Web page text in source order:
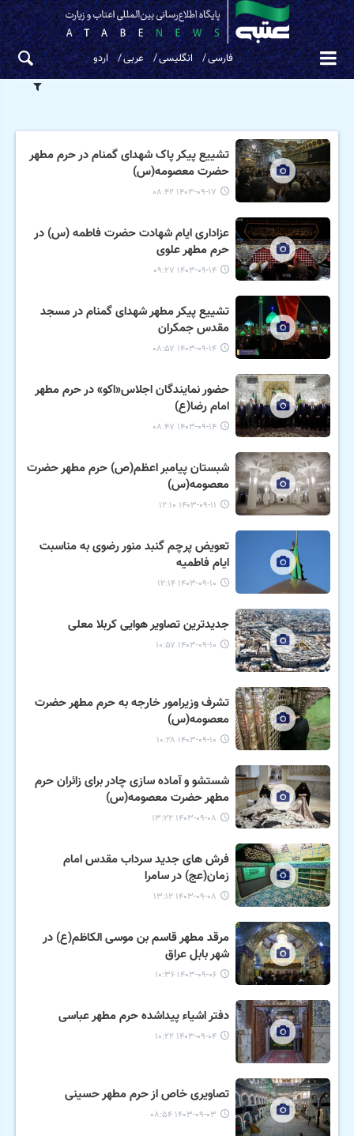
فارسی انگلیسی عربی اردو
تشییع پیکر پاک شهدای گمنام در حرم مطهر
حضرت معصومه(س)
۱۴۰۳-۰۹-۱۷ ۰۸:۴۲
عزاداری ایام شهادت حضرت فاطمه (س) در
حرم مطهر علوی
۱۴۰۳-۰۹-۱۴ ۰۹:۲۷
تشییع پیکر مطهر شهدای گمنام در مسجد
مقدس جمکران
۱۴۰۳-۰۹-۱۴ ۰۸:۵۷
حضور نمایندگان اجلاس«اکو» در حرم مطهر
امام رضا(ع)
۱۴۰۳-۰۹-۱۴ ۰۸:۴۷
شبستان پیامبر اعظم(ص) حرم مطهر حضرت
معصومه(س)
۱۴۰۳-۰۹-۱۱ ۱۲:۱۰
تعویض پرچم گنبد منور رضوی به مناسبت
ایام فاطمیه
۱۴۰۳-۰۹-۱۰ ۱۲:۱۴
جدیدترین تصاویر هوایی کربلا معلی
۱۴۰۳-۰۹-۱۰ ۱۰:۵۷
تشرف وزیرامور خارجه به حرم مطهر حضرت
معصومه(س)
۱۴۰۳-۰۹-۱۰ ۱۰:۲۸
شستشو و آماده سازی چادر برای زائران حرم
مطهر حضرت معصومه(س)
۱۴۰۳-۰۹-۰۸ ۱۳:۲۲
فرش های جدید سرداب مقدس امام
زمان(عج) در سامرا
۱۴۰۳-۰۹-۰۸ ۱۳:۱۲
مرقد مطهر قاسم بن موسی الکاظم(ع) در
شهر بابل عراق
۱۴۰۳-۰۹-۰۶ ۱۰:۳۶
دفتر اشیاء پیداشده حرم مطهر عباسی
۱۴۰۳-۰۹-۰۴ ۱۰:۲۲
تصاویری خاص از حرم مطهر حسینی
۱۴۰۳-۰۹-۰۳ ۰۸:۵۴